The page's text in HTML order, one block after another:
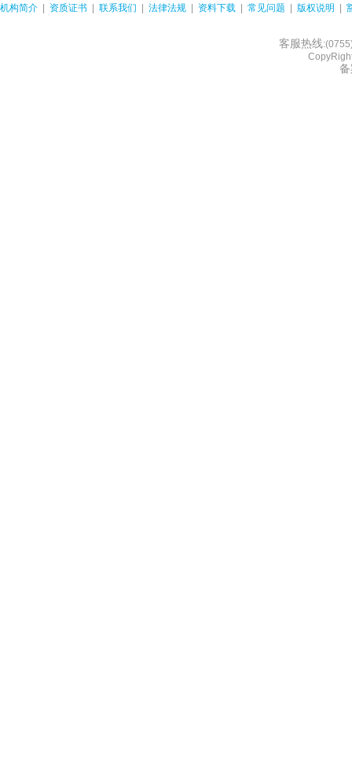
机构简介 资质证书 联系我们 法律法规 资料下载 常见问题 版权说明
客服热线